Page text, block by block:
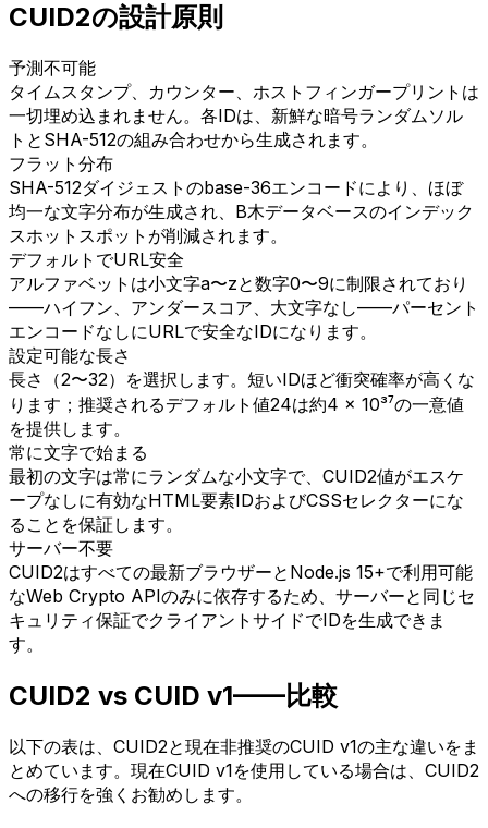
CUID2の設計原則
予測不可能
タイムスタンプ、カウンター、ホストフィンガープリントは
一切埋め込まれません。各IDは、新鮮な暗号ランダムソル
トとSHA-512の組み合わせから生成されます。
フラット分布
SHA-512ダイジェストのbase-36エンコードにより、ほぼ
均一な文字分布が生成され、B木データベースのインデック
スホットスポットが削減されます。
デフォルトでURL安全
アルファベットは小文字a〜zと数字0〜9に制限されており
——ハイフン、アンダースコア、大文字なし——パーセント
エンコードなしにURLで安全なIDになります。
設定可能な長さ
長さ（2〜32）を選択します。短いIDほど衝突確率が高くな
ります；推奨されるデフォルト値24は約4 × 10³⁷の一意値
を提供します。
常に文字で始まる
最初の文字は常にランダムな小文字で、CUID2値がエスケ
ープなしに有効なHTML要素IDおよびCSSセレクターにな
ることを保証します。
サーバー不要
CUID2はすべての最新ブラウザーとNode.js 15+で利用可能
なWeb Crypto APIのみに依存するため、サーバーと同じセ
キュリティ保証でクライアントサイドでIDを生成できま
す。
CUID2 vs CUID v1——比較
以下の表は、CUID2と現在非推奨のCUID v1の主な違いをま
とめています。現在CUID v1を使用している場合は、CUID2
への移行を強くお勧めします。